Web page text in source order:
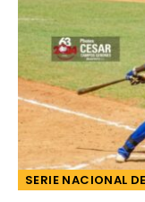
SERIE NACIONAL